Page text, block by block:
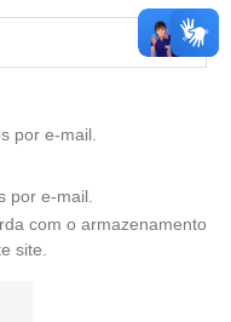
por e-mail.
por e-mail.
com o armazenamento
site.